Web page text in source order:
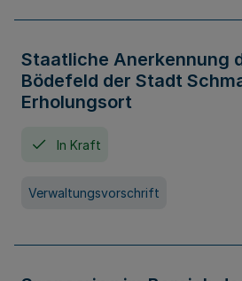
Staatliche Anerkennung
Bödefeld der Stadt
Erholungsort
In Kraft
Verwaltungsvorschrift